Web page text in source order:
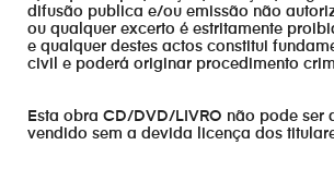
difusão publica e/ou emissão não
ou qualquer excerto é estritamente
e qualquer destes actos constitui
civil e poderá originar procedimento
Esta obra CD/DVD/LIVRO não pode ser
vendido sem a devida licença dos